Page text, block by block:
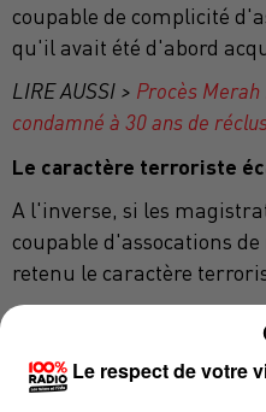
coupable de complicité
qu'il avait été d'abord
LIRE AUSSI > Procès
condamné à 30 ans de
Le caractère terroriste
A l'inverse, si les
coupable d'assocations
retenu le caractère
Une satisfaction pour l'un
Toulousain Me
que la peine est baissée, il
Le respect de votre